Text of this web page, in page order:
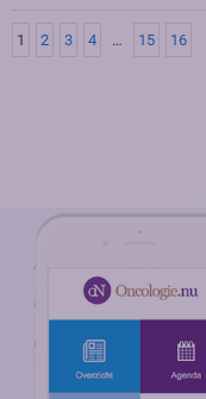
1 2 3 4 … 15 16